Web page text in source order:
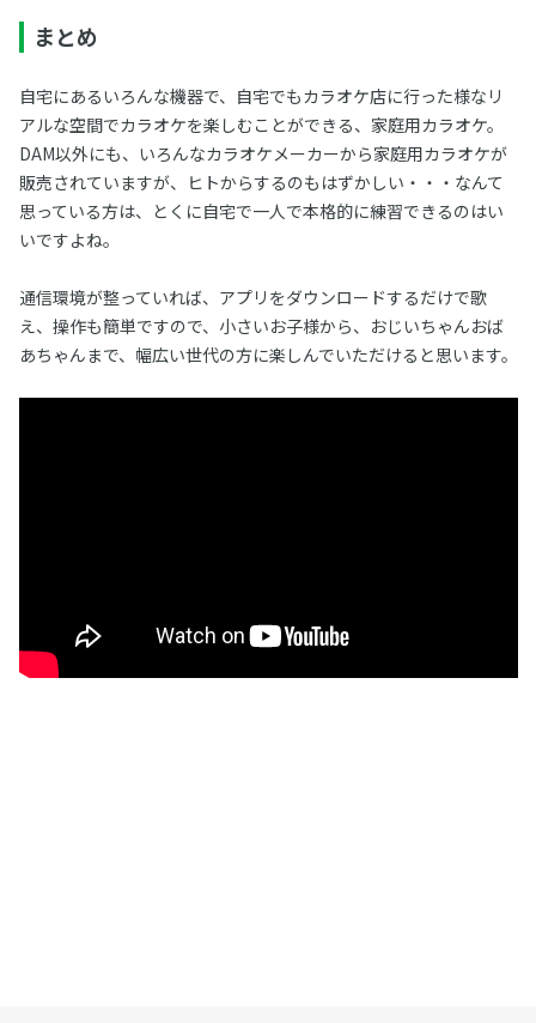
まとめ
自宅にあるいろんな機器で、自宅でもカラオケ店に行った様なリ
アルな空間でカラオケを楽しむことができる、家庭用カラオケ。
DAM以外にも、いろんなカラオケメーカーから家庭用カラオケが
販売されていますが、ヒトからするのもはずかしい・・・なんて
思っている方は、とくに自宅で一人で本格的に練習できるのはい
いですよね。
通信環境が整っていれば、アプリをダウンロードするだけで歌
え、操作も簡単ですので、小さいお子様から、おじいちゃんおば
あちゃんまで、幅広い世代の方に楽しんでいただけると思います。